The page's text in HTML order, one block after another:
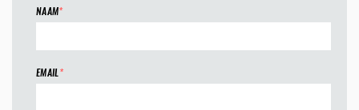
NAAM*
EMAIL*